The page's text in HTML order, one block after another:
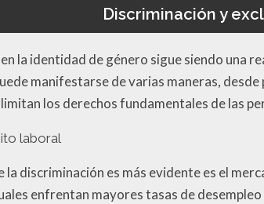
Discriminación y
la identidad de género sigue siendo una
manifestarse de varias maneras,
los derechos fundamentales de las
laboral
la discriminación es más evidente es el
enfrentan mayores tasas de